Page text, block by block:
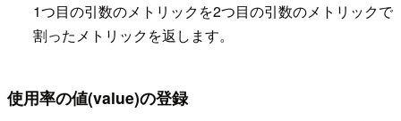
1つ目の引数のメトリックを2つ目の引数のメトリックで
割ったメトリックを返します。
使用率の値(value)の登録